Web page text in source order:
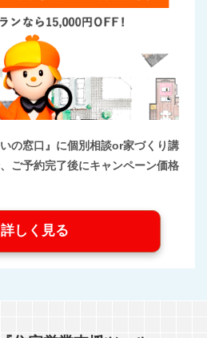
の窓口』に個別相談or家づくり講
ご予約完了後にキャンペーン価格
しく見る